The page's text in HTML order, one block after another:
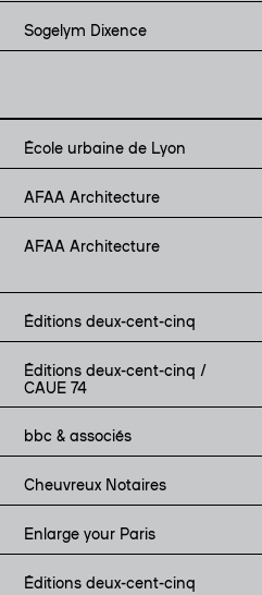
Sogelym Dixence
École urbaine de Lyon
AFAA Architecture
AFAA Architecture
Éditions deux-cent-cinq
Éditions deux-cent-cinq /
CAUE 74
bbc & associés
Cheuvreux Notaires
Enlarge your Paris
Éditions deux-cent-cinq